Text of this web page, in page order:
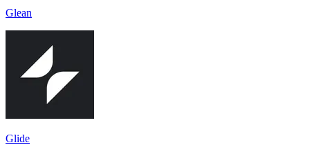
Glean
Glide